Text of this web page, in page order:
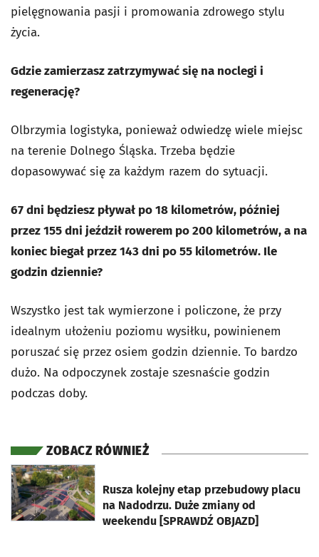
pielęgnowania pasji i promowania zdrowego stylu
życia.
Gdzie zamierzasz zatrzymywać się na noclegi i
regenerację?
Olbrzymia logistyka, ponieważ odwiedzę wiele miejsc
na terenie Dolnego Śląska. Trzeba będzie
dopasowywać się za każdym razem do sytuacji.
67 dni będziesz pływał po 18 kilometrów, później
przez 155 dni jeździł rowerem po 200 kilometrów, a na
koniec biegał przez 143 dni po 55 kilometrów. Ile
godzin dziennie?
Wszystko jest tak wymierzone i policzone, że przy
idealnym ułożeniu poziomu wysiłku, powinienem
poruszać się przez osiem godzin dziennie. To bardzo
dużo. Na odpoczynek zostaje szesnaście godzin
podczas doby.
ZOBACZ RÓWNIEŻ
Rusza kolejny etap przebudowy placu
na Nadodrzu. Duże zmiany od
weekendu [SPRAWDŹ OBJAZD]
otworzy się w nowej karcie